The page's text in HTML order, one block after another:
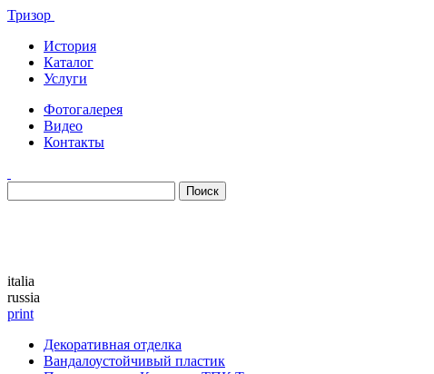
Тризор
История
Каталог
Услуги
Фотогалерея
Видео
Контакты
italia
russia
print
Декоративная отделка
Вандалоустойчивый пластик